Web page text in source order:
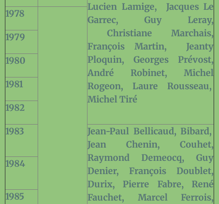
Lucien Lamige,
Jacques Le
Garrec, Guy Leray,
Christiane Marchais,
François Martin,
Jeanty
Ploquin, Georges Prévost,
André Robinet, Michel
Rogeon, Laure Rousseau,
Michel Tiré
1978
1979
1980
1981
1982
1983
Jean-Paul Bellicaud, Bibard,
Jean Chenin, Couhet,
Raymond Demeocq, Guy
Denier, François Doublet,
Durix, Pierre Fabre, René
Fauchet, Marcel Ferrois,
1984
1985